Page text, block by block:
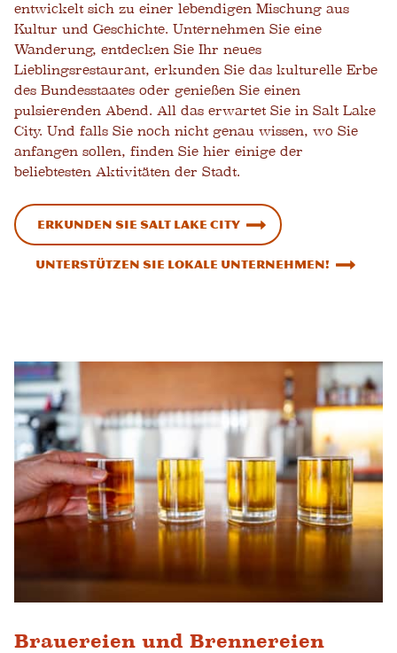
entwickelt sich zu einer lebendigen Mischung aus
Kultur und Geschichte. Unternehmen Sie eine
Wanderung, entdecken Sie Ihr neues
Lieblingsrestaurant, erkunden Sie das kulturelle Erbe
des Bundesstaates oder genießen Sie einen
pulsierenden Abend. All das erwartet Sie in Salt Lake
City. Und falls Sie noch nicht genau wissen, wo Sie
anfangen sollen, finden Sie hier einige der
beliebtesten Aktivitäten der Stadt.
Erkunden Sie Salt Lake City
Unterstützen Sie lokale Unternehmen!
Brauereien und Brennereien